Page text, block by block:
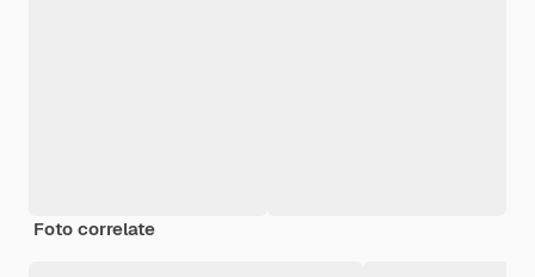
Foto correlate